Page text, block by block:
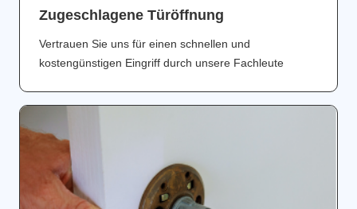
Zugeschlagene Türöffnung
Vertrauen Sie uns für einen schnellen und
kostengünstigen Eingriff durch unsere Fachleute